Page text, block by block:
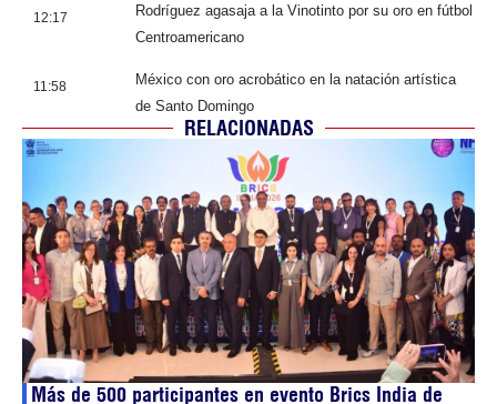
12:17
Rodríguez agasaja a la Vinotinto por su oro en fútbol
Centroamericano
11:58
México con oro acrobático en la natación artística
de Santo Domingo
RELACIONADAS
Más de 500 participantes en evento Brics India de